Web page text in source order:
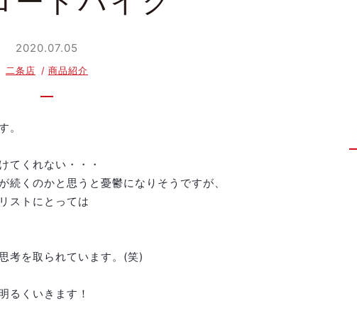
2020.07.05
二条店 商品紹介
。
てくれない・・・
くのかと思うと憂鬱になりそうですが、
ストにとっては
考を取られています。(笑)
るくいきます！